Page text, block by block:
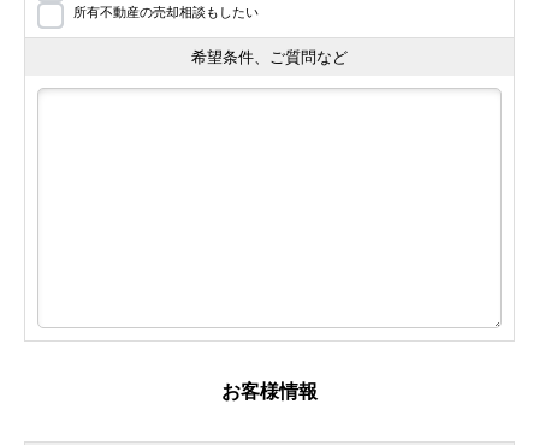
所有不動産の売却相談もしたい
希望条件、ご質問など
お客様情報